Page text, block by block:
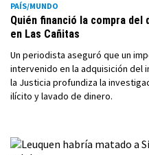
PAÍS/MUNDO
Quién financió la compra
en Las Cañitas
Un periodista aseguró que un
intervenido en la adquisición del
la Justicia profundiza la
ilícito y lavado de dinero.